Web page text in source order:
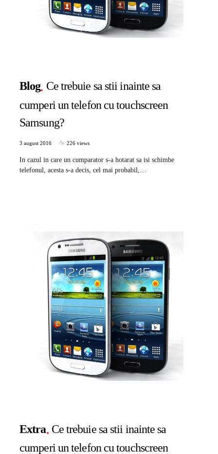
Blog Ce trebuie sa stii inainte sa
cumperi un telefon cu touchscreen
Samsung?
3 august 2016 226 views
In cazul in care un cumparator s-a hotarat sa isi schimbe
telefonul, acesta s-a decis, cel mai probabil,…
Extra Ce trebuie sa stii inainte sa
cumperi un telefon cu touchscreen